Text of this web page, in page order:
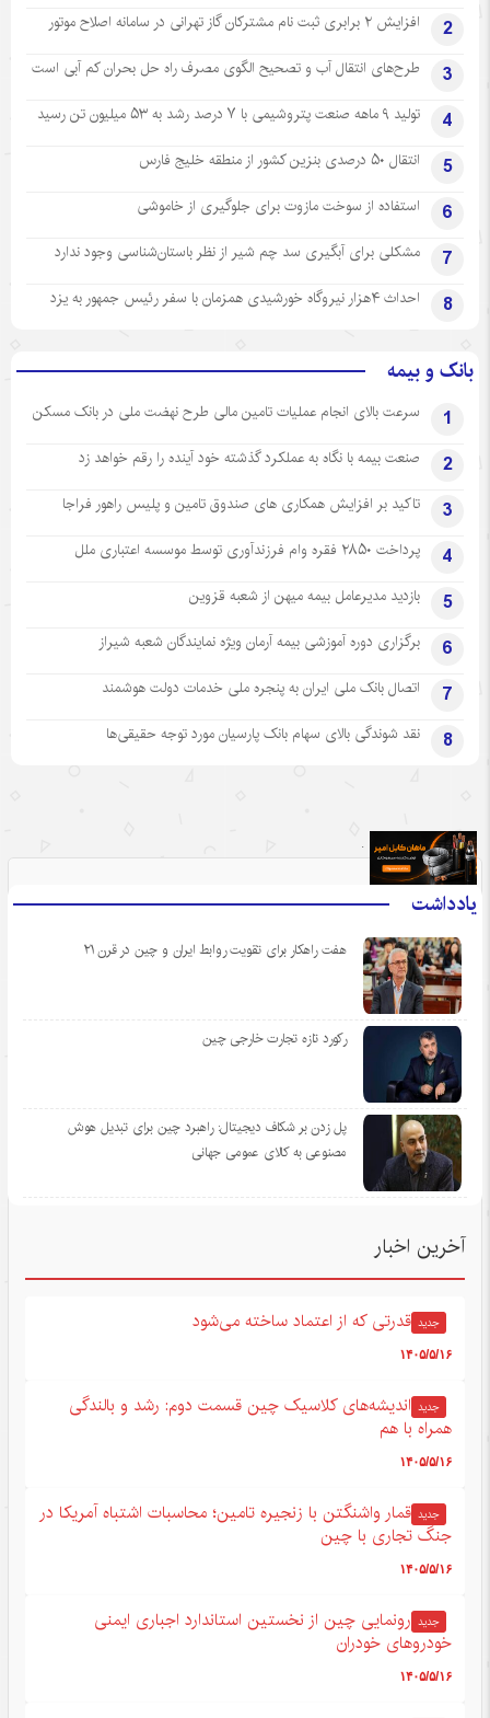
2 افزایش ۲ برابری ثبت نام مشترکان گاز تهرانی‌ در سامانه اصلاح موتور
3 طرح‌های انتقال آب و تصحیح الگوی مصرف راه حل بحران کم آبی است
4 تولید ۹ ماهه صنعت پتروشیمی با ۷ درصد رشد به ۵۳ میلیون تن رسید
5 انتقال ۵۰ درصدی بنزین کشور از منطقه خلیج فارس
6 استفاده از سوخت مازوت برای جلوگیری از خاموشی
7 مشکلی برای آبگیری سد چم شیر از نظر باستان‌شناسی وجود ندارد
8 احداث ۴هزار نیروگاه خورشیدی همزمان با سفر رئیس جمهور به یزد
بانک و بیمه
1 سرعت بالای انجام عملیات تامین مالی طرح نهضت ملی در بانک مسکن
2 صنعت بیمه با نگاه به عملکرد گذشته خود آینده را رقم خواهد زد
3 تاکید بر افزایش همکاری های صندوق تامین و پلیس راهور فراجا
4 پرداخت ۲۸۵۰ فقره وام فرزندآوری توسط موسسه اعتباری ملل
5 بازدید مدیرعامل بیمه میهن از شعبه قزوین
6 برگزاری دوره آموزشی بیمه آرمان ویژه نمایندگان شعبه شیراز
7 اتصال بانک ملی ایران به پنجره ملی خدمات دولت هوشمند
8 نقد شوندگی بالای سهام بانک پارسیان مورد توجه حقیقی‌ها
یادداشت
هفت راهکار برای تقویت روابط ایران و چین در قرن ۲۱
رکورد تازه تجارت خارجی چین
پل زدن بر شکاف دیجیتال: راهبرد چین برای تبدیل هوش
مصنوعی به کالای عمومی جهانی
.
آخرین اخبار
جدید قدرتی که از اعتماد ساخته می‌شود
۱۴۰۵/۵/۱۶
جدید اندیشه‌های کلاسیک چین قسمت دوم: رشد و بالندگی
همراه با هم
۱۴۰۵/۵/۱۶
جدید قمار واشنگتن با زنجیره تامین؛ محاسبات اشتباه آمریکا در
جنگ تجاری با چین
۱۴۰۵/۵/۱۶
جدید رونمایی چین از نخستین استاندارد اجباری ایمنی
خودروهای خودران
۱۴۰۵/۵/۱۶